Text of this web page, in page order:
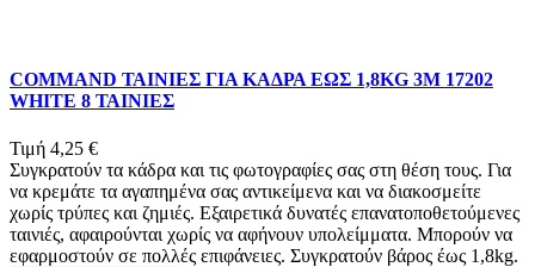
COMMAND ΤΑΙΝΙΕΣ ΓΙΑ ΚΑΔΡΑ ΕΩΣ 1,8KG 3Μ 17202
WHITE 8 ΤΑΙΝΙΕΣ
Τιμή 4,25 €
Συγκρατούν τα κάδρα και τις φωτογραφίες σας στη θέση τους. Για
να κρεμάτε τα αγαπημένα σας αντικείμενα και να διακοσμείτε
χωρίς τρύπες και ζημιές. Εξαιρετικά δυνατές επανατοποθετούμενες
ταινιές, αφαιρούνται χωρίς να αφήνουν υπολείμματα. Μπορούν να
εφαρμοστούν σε πολλές επιφάνειες. Συγκρατούν βάρος έως 1,8kg.